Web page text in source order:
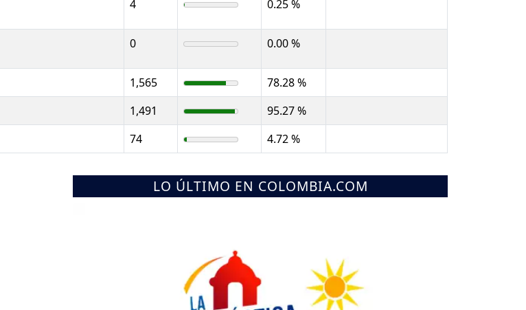
4 0.25 %
0 0.00 %
1,565
78.28 %
1,491
95.27 %
74 4.72 %
LO ÚLTIMO EN COLOMBIA.COM